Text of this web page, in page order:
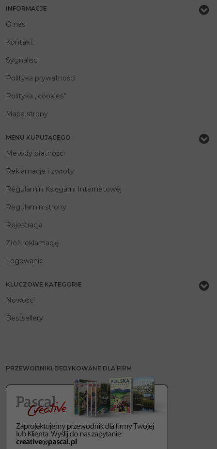
INFORMACJE
O nas
Kontakt
Sygnaliści
Polityka prywatności
Polityka „cookies”
Mapa strony
MENU KUPUJĄCEGO
Metody płatności
Reklamacje i zwroty
Regulamin Księgarni Internetowej
Regulamin strony
Rejestracja
Złóż reklamację
Logowanie
KLUCZOWE KATEGORIE
Nowości
Bestsellery
PRZEWODNIKI DEDYKOWANE DLA FIRM